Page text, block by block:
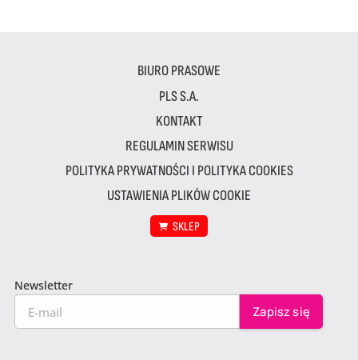
BIURO PRASOWE
PLS S.A.
KONTAKT
REGULAMIN SERWISU
POLITYKA PRYWATNOŚCI I POLITYKA COOKIES
USTAWIENIA PLIKÓW COOKIE
SKLEP
Newsletter